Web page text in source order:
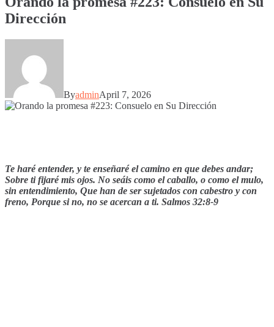
Dirección
ByadminApril 7, 2026
Te haré entender, y te enseñaré el camino en que debes andar;
Sobre ti fijaré mis ojos. No seáis como el caballo, o como el mulo,
sin entendimiento, Que han de ser sujetados con cabestro y con
freno, Porque si no, no se acercan a ti. Salmos 32:8-9